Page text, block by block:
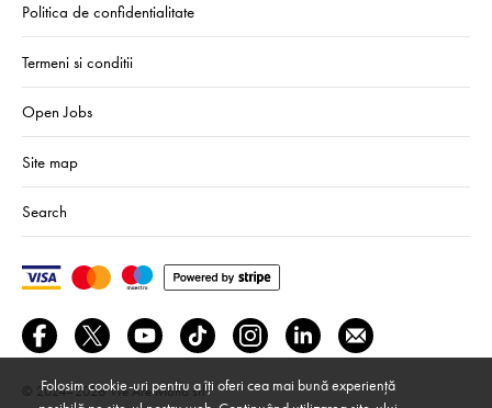
Politica de confidentialitate
Termeni si conditii
Open Jobs
Site map
Search
© 2024–2026 We Are Mono srl
Folosim cookie-uri pentru a îți oferi cea mai bună experiență